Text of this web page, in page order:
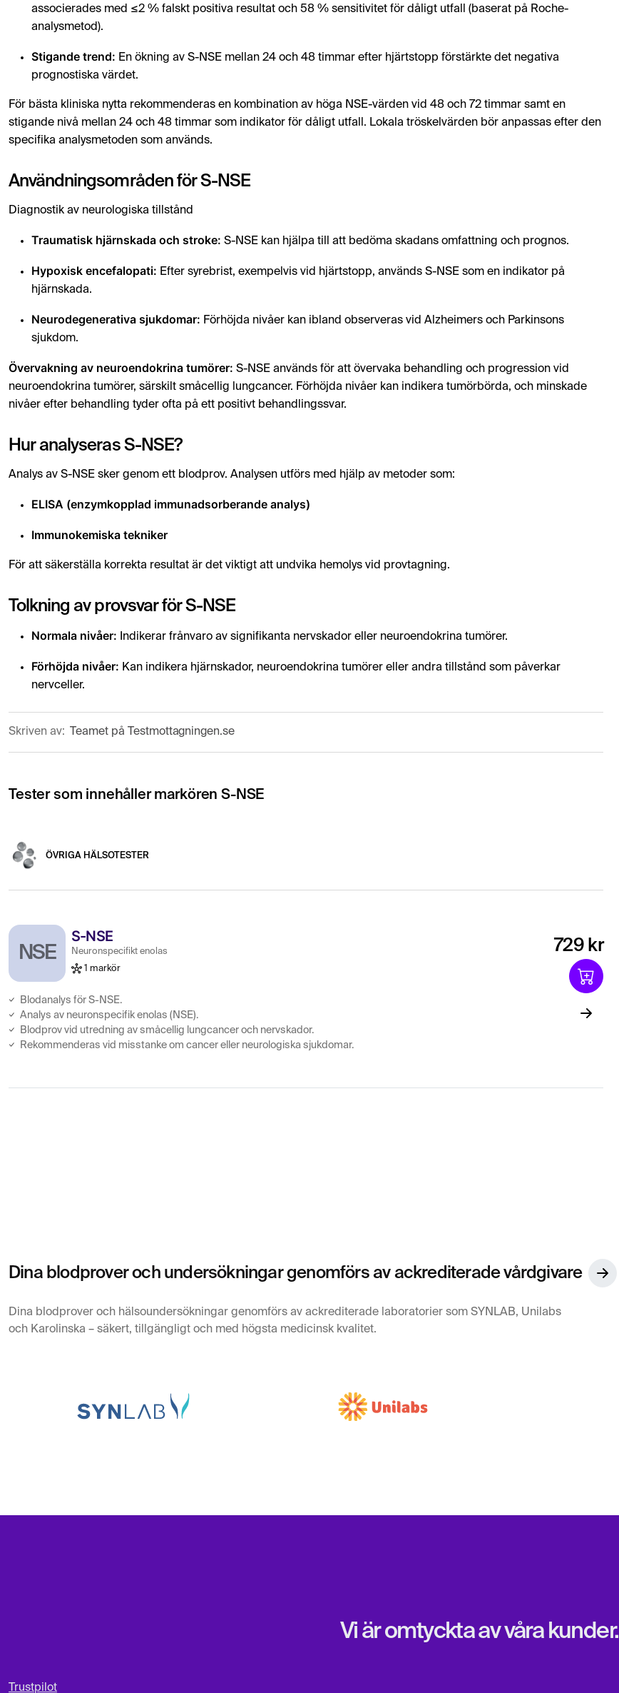
associerades med ≤2 % falskt positiva resultat och 58 % sensitivitet för dåligt utfall (baserat på Roche-
analysmetod).
Stigande trend: En ökning av S-NSE mellan 24 och 48 timmar efter hjärtstopp förstärkte det negativa
prognostiska värdet.
För bästa kliniska nytta rekommenderas en kombination av höga NSE-värden vid 48 och 72 timmar samt en
stigande nivå mellan 24 och 48 timmar som indikator för dåligt utfall. Lokala tröskelvärden bör anpassas efter den
specifika analysmetoden som används.
Användningsområden för S-NSE
Diagnostik av neurologiska tillstånd
Traumatisk hjärnskada och stroke: S-NSE kan hjälpa till att bedöma skadans omfattning och prognos.
Hypoxisk encefalopati: Efter syrebrist, exempelvis vid hjärtstopp, används S-NSE som en indikator på
hjärnskada.
Neurodegenerativa sjukdomar: Förhöjda nivåer kan ibland observeras vid Alzheimers och Parkinsons
sjukdom.
Övervakning av neuroendokrina tumörer: S-NSE används för att övervaka behandling och progression vid
neuroendokrina tumörer, särskilt småcellig lungcancer. Förhöjda nivåer kan indikera tumörbörda, och minskade
nivåer efter behandling tyder ofta på ett positivt behandlingssvar.
Hur analyseras S-NSE?
Analys av S-NSE sker genom ett blodprov. Analysen utförs med hjälp av metoder som:
ELISA (enzymkopplad immunadsorberande analys)
Immunokemiska tekniker
För att säkerställa korrekta resultat är det viktigt att undvika hemolys vid provtagning.
Tolkning av provsvar för S-NSE
Normala nivåer: Indikerar frånvaro av signifikanta nervskador eller neuroendokrina tumörer.
Förhöjda nivåer: Kan indikera hjärnskador, neuroendokrina tumörer eller andra tillstånd som påverkar
nervceller.
Skriven av: Teamet på Testmottagningen.se
Tester som innehåller markören S-NSE
ÖVRIGA HÄLSOTESTER
NSE
S-NSE
Neuronspecifikt enolas
1 markör
Blodanalys för S-NSE.
Analys av neuronspecifik enolas (NSE).
Blodprov vid utredning av småcellig lungcancer och nervskador.
Rekommenderas vid misstanke om cancer eller neurologiska sjukdomar.
729 kr
Dina blodprover och undersökningar genomförs av ackrediterade vårdgivare
Dina blodprover och hälsoundersökningar genomförs av ackrediterade laboratorier som SYNLAB, Unilabs
och Karolinska – säkert, tillgängligt och med högsta medicinsk kvalitet.
Vi är omtyckta av våra kunder.
Trustpilot